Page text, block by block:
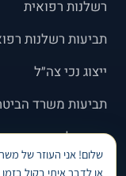
שלום! אני העוזר של
או לדבר איתי בקול
רשלנות רפואית
תביעות רשלנות
ייצוג נכי צה״ל
תביעות משרד
ביטוח לאומי
תאונות דרכים